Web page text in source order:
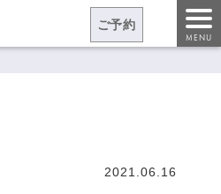
ご予約
MENU
2021.06.16